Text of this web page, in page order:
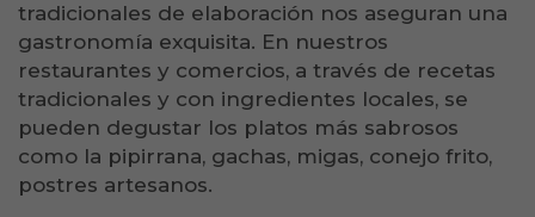
tradicionales de elaboración nos aseguran una
gastronomía exquisita. En nuestros
restaurantes y comercios, a través de recetas
tradicionales y con ingredientes locales, se
pueden degustar los platos más sabrosos
como la pipirrana, gachas, migas, conejo frito,
postres artesanos.